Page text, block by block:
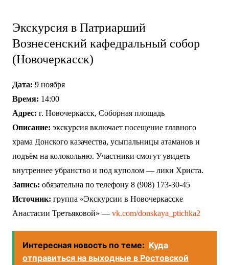
Экскурсия в Патриарший
Вознесенский кафедральный собор
(Новочеркасск)
Дата: 9 ноября
Время: 14:00
Адрес: г. Новочеркасск, Соборная площадь
Описание: экскурсия включает посещение главного
храма Донского казачества, усыпальницы атаманов и
подъём на колокольню. Участники смогут увидеть
внутреннее убранство и под куполом — лики Христа.
Запись: обязательна по телефону 8 (908) 173-30-45
Источник: группа «Экскурсии в Новочеркасске
Анастасии Третьяковой» — vk.com/donskaya_ptichka2
Интересная новость по теме: Куда
отправиться на выходные в Ростовской